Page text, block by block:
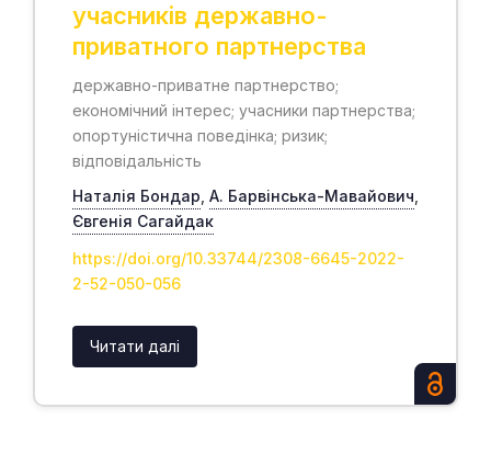
учасників державно-
приватного партнерства
державно-приватне партнерство;
економічний інтерес; учасники партнерства;
опортуністична поведінка; ризик;
відповідальність
Наталія Бондар А. Барвінська-Мавайович
Євгенія Сагайдак
https://doi.org/10.33744/2308-6645-2022-
2-52-050-056
Читати далі